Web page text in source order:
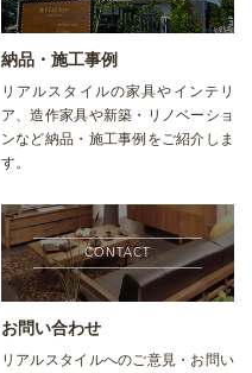
納品・施工事例
リアルスタイルの家具やインテリ
ア、造作家具や新築・リノベーショ
ンなど納品・施工事例をご紹介しま
す。
CONTACT
お問い合わせ
リアルスタイルへのご意見・お問い